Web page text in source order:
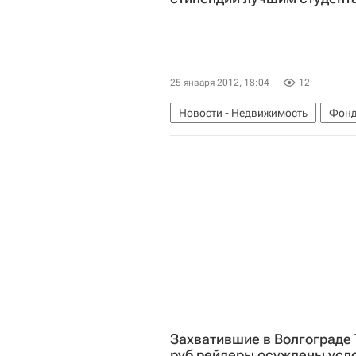
25 января 2012, 18:04 12
Новости - Недвижимость
Захватившие в